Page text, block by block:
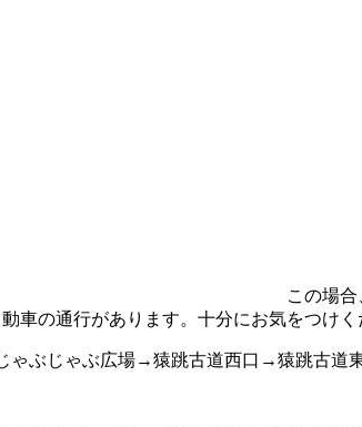
きました。 この場合、最後に
にお気をつけくださ
ぶじゃぶ広場→猿跳古道西口→猿跳古道